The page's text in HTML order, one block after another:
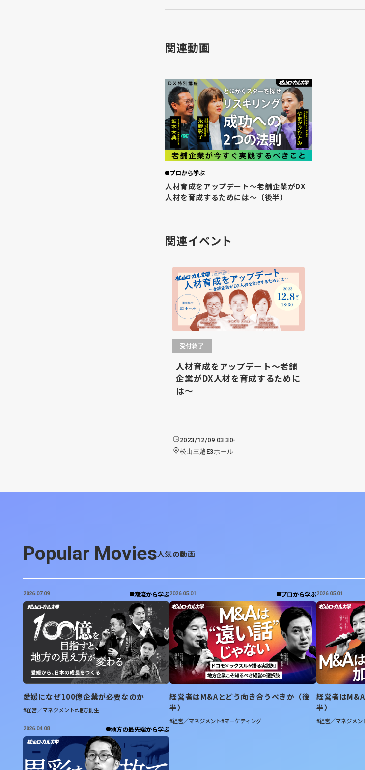
Share
関連動画
プロから学ぶ
人材育成をアップデート～老舗企業がDX
人材を育成するためには～（後半）
関連イベント
受付終了
人材育成をアップデート～老舗
企業がDX人材を育成するために
は～
2023/12/09 03:30-
松山三越E3ホール
Popular Movies人気の動画
2026.07.09 潮流から学ぶ
愛媛になぜ100億企業が必要なのか
#経営／マネジメント#地方創生
2026.05.01 プロから学ぶ
経営者はM&Aとどう向き合うべきか（後
半）
#経営／マネジメント#マーケティング
2026.05.01
経営者は
半）
#経営／マネジメン
2026.04.08 地方の最先端から学ぶ